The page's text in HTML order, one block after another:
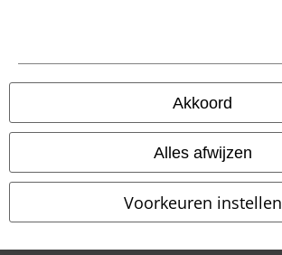
Akkoord
Alles afwijzen
Voorkeuren instellen
Informatie over toegankelijkheid
Alle prijzen incl.wettelijke BTW
© 1986-2026 Large Popmerchandising BV